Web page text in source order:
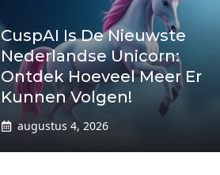
CuspAI Is De Nieuwste
Nederlandse Unicorn:
Ontdek Hoeveel Meer Er
Kunnen Volgen!
augustus 4, 2026